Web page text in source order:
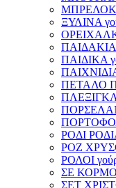
ΜΠΡΕΛΟΚ
ΞΥΛΙΝΑ
ΠΑΙΔΑΚΙΑ
ΠΑΙΔΙΚΑ
ΠΑΙΧΝΙΔΙΑ
ΠΕΤΑΛΟ
ΡΟΔΙ
ΡΟΖ
ΡΟΛΟΙ
ΣΕ ΚΟΡΜΟ
ΣΕΤ